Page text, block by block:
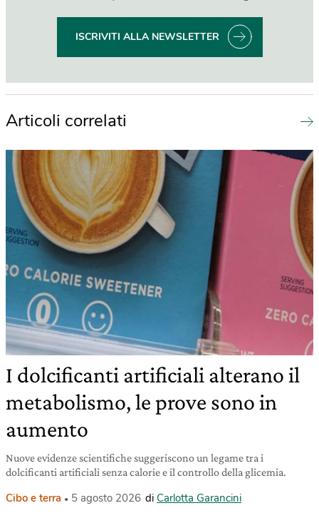
ISCRIVITI ALLA NEWSLETTER
Articoli correlati
I dolcificanti artificiali alterano il
metabolismo, le prove sono in
aumento
Nuove evidenze scientifiche suggeriscono un legame tra i
dolcificanti artificiali senza calorie e il controllo della glicemia.
Cibo e terra 5 agosto 2026 di Carlotta Garancini